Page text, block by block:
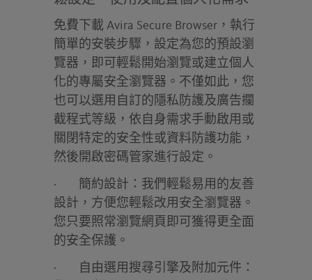
免費下載 Avira Secure Browser，執行
簡單的安裝步驟，設定為您的預設瀏
覽器，即可輕鬆開始瀏覽或建立個人
化的專屬安全瀏覽器。不僅如此，您
也可以選用自訂的隱私防護及廣告攔
截程式等級，依自身需求手動啟用或
關閉特定的安全性或資料防護功能，
然後開啟密碼管家進行設定。
· 簡約設計： 我們輕鬆易用的友善
設計，方便您輕鬆改用安全瀏覽器。
您只要照常瀏覽網頁即可獲得更全面
的安全保護。
·
自由選用搜尋引擎及附加元件：